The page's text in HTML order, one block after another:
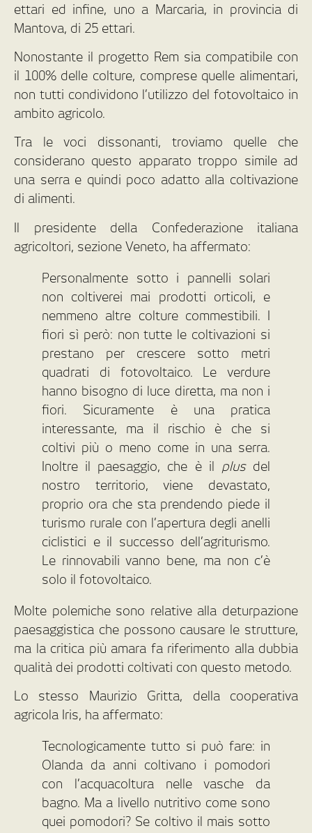
ettari ed infine, uno a Marcaria, in provincia di
Mantova, di 25 ettari.
Nonostante il progetto Rem sia compatibile con
il 100% delle colture, comprese quelle alimentari,
non tutti condividono l’utilizzo del fotovoltaico in
ambito agricolo.
Tra le voci dissonanti, troviamo quelle che
considerano questo apparato troppo simile ad
una serra e quindi poco adatto alla coltivazione
di alimenti.
Il presidente della Confederazione italiana
agricoltori, sezione Veneto, ha affermato:
Personalmente sotto i pannelli solari
non coltiverei mai prodotti orticoli, e
nemmeno altre colture commestibili. I
fiori sì però: non tutte le coltivazioni si
prestano per crescere sotto metri
quadrati di fotovoltaico. Le verdure
hanno bisogno di luce diretta, ma non i
fiori. Sicuramente è una pratica
interessante, ma il rischio è che si
coltivi più o meno come in una serra.
Inoltre il paesaggio, che è il plus del
nostro territorio, viene devastato,
proprio ora che sta prendendo piede il
turismo rurale con l’apertura degli anelli
ciclistici e il successo dell’agriturismo.
Le rinnovabili vanno bene, ma non c’è
solo il fotovoltaico.
Molte polemiche sono relative alla deturpazione
paesaggistica che possono causare le strutture,
ma la critica più amara fa riferimento alla dubbia
qualità dei prodotti coltivati con questo metodo.
Lo stesso Maurizio Gritta, della cooperativa
agricola Iris, ha affermato:
Tecnologicamente tutto si può fare: in
Olanda da anni coltivano i pomodori
con l’acquacoltura nelle vasche da
bagno. Ma a livello nutritivo come sono
quei pomodori? Se coltivo il mais sotto